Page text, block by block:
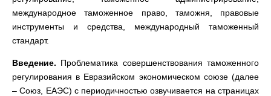
международное таможенное право, таможня, правовые
инструменты и средства, международный таможенный
стандарт.
Введение. Проблематика совершенствования таможенного
регулирования в Евразийском экономическом союзе (далее
– Союз, ЕАЭС) с периодичностью озвучивается на страницах